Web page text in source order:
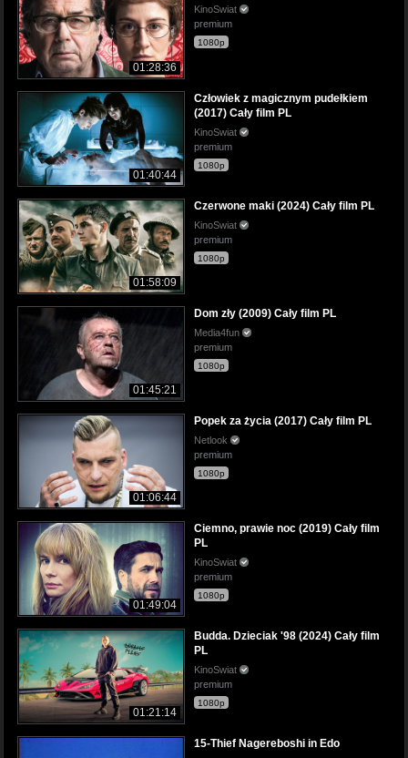
01:28:36
KinoSwiat
premium
1080p
01:40:44
Człowiek z magicznym pudełkiem
(2017) Cały film PL
KinoSwiat
premium
1080p
01:58:09
Czerwone maki (2024) Cały film PL
KinoSwiat
premium
1080p
01:45:21
Dom zły (2009) Cały film PL
Media4fun
premium
1080p
01:06:44
Popek za życia (2017) Cały film PL
Netlook
premium
1080p
01:49:04
Ciemno, prawie noc (2019) Cały film
PL
KinoSwiat
premium
1080p
01:21:14
Budda. Dzieciak '98 (2024) Cały film
PL
KinoSwiat
premium
1080p
15-Thief Nagereboshi in Edo